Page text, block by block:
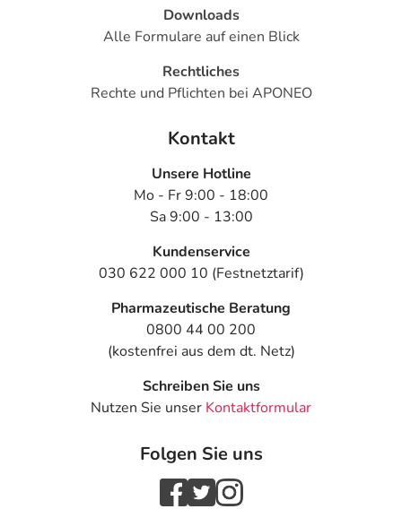
Downloads
Alle Formulare auf einen Blick
Rechtliches
Rechte und Pflichten bei APONEO
Kontakt
Unsere Hotline
Mo - Fr 9:00 - 18:00
Sa 9:00 - 13:00
Kundenservice
030 622 000 10 (Festnetztarif)
Pharmazeutische Beratung
0800 44 00 200
(kostenfrei aus dem dt. Netz)
Schreiben Sie uns
Nutzen Sie unser Kontaktformular
Folgen Sie uns